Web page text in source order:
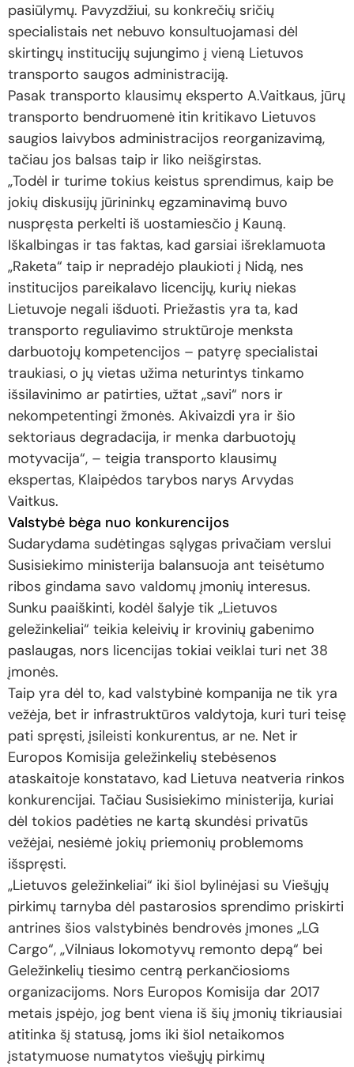
pasiūlymų. Pavyzdžiui, su konkrečių sričių
specialistais net nebuvo konsultuojamasi dėl
skirtingų institucijų sujungimo į vieną Lietuvos
transporto saugos administraciją.
Pasak transporto klausimų eksperto A.Vaitkaus, jūrų
transporto bendruomenė itin kritikavo Lietuvos
saugios laivybos administracijos reorganizavimą,
tačiau jos balsas taip ir liko neišgirstas.
„Todėl ir turime tokius keistus sprendimus, kaip be
jokių diskusijų jūrininkų egzaminavimą buvo
nuspręsta perkelti iš uostamiesčio į Kauną.
Iškalbingas ir tas faktas, kad garsiai išreklamuota
„Raketa“ taip ir nepradėjo plaukioti į Nidą, nes
institucijos pareikalavo licencijų, kurių niekas
Lietuvoje negali išduoti. Priežastis yra ta, kad
transporto reguliavimo struktūroje menksta
darbuotojų kompetencijos – patyrę specialistai
traukiasi, o jų vietas užima neturintys tinkamo
išsilavinimo ar patirties, užtat „savi“ nors ir
nekompetentingi žmonės. Akivaizdi yra ir šio
sektoriaus degradacija, ir menka darbuotojų
motyvacija“, – teigia transporto klausimų
ekspertas, Klaipėdos tarybos narys Arvydas
Vaitkus.
Valstybė bėga nuo konkurencijos
Sudarydama sudėtingas sąlygas privačiam verslui
Susisiekimo ministerija balansuoja ant teisėtumo
ribos gindama savo valdomų įmonių interesus.
Sunku paaiškinti, kodėl šalyje tik „Lietuvos
geležinkeliai“ teikia keleivių ir krovinių gabenimo
paslaugas, nors licencijas tokiai veiklai turi net 38
įmonės.
Taip yra dėl to, kad valstybinė kompanija ne tik yra
vežėja, bet ir infrastruktūros valdytoja, kuri turi teisę
pati spręsti, įsileisti konkurentus, ar ne. Net ir
Europos Komisija geležinkelių stebėsenos
ataskaitoje konstatavo, kad Lietuva neatveria rinkos
konkurencijai. Tačiau Susisiekimo ministerija, kuriai
dėl tokios padėties ne kartą skundėsi privatūs
vežėjai, nesiėmė jokių priemonių problemoms
išspręsti.
„Lietuvos geležinkeliai“ iki šiol bylinėjasi su Viešųjų
pirkimų tarnyba dėl pastarosios sprendimo priskirti
antrines šios valstybinės bendrovės įmones „LG
Cargo“, „Vilniaus lokomotyvų remonto depą“ bei
Geležinkelių tiesimo centrą perkančiosioms
organizacijoms. Nors Europos Komisija dar 2017
metais įspėjo, jog bent viena iš šių įmonių tikriausiai
atitinka šį statusą, joms iki šiol netaikomos
įstatymuose numatytos viešųjų pirkimų